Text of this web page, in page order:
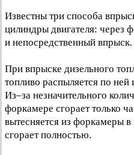
Известны три способа
цилиндры двигателя: через
и непосредственный впрыск.
При впрыске дизельного
топливо распыляется по
Из–за незначительного
форкамере сгорает только
вытесняется из форкамеры в
сгорает полностью.